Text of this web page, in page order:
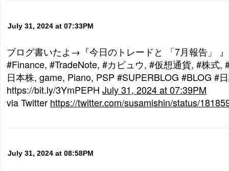
July 31, 2024 at 07:33PM
ブログ書いたよ→『今日のトレードと 「7月報告」
#Finance, #TradeNote, #カビュウ, #仮想通貨, #株式,
日本株, game, Piano, PSP #SUPERBLOG #BLOG #
https://bit.ly/3YmPEPH July 31, 2024 at 07:39PM
via Twitter https://twitter.com/susamishin/status/
July 31, 2024 at 08:58PM